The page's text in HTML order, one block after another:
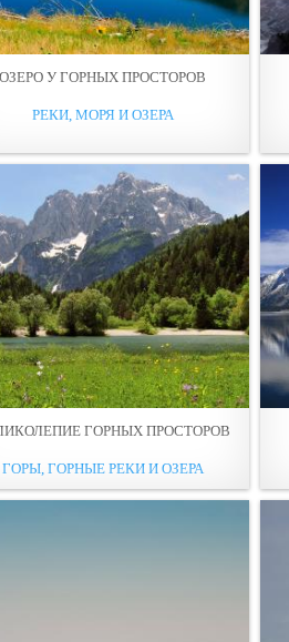
ОЗЕРО У ГОРНЫХ ПРОСТОРОВ
РЕКИ, МОРЯ И ОЗЕРА
ГОРНЫХ ПРОСТОРОВ
ГОРЫ, ГОРНЫЕ РЕКИ И ОЗЕРА